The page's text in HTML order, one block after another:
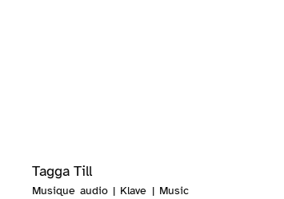
Tagga Till
Musique audio | Klave | Music